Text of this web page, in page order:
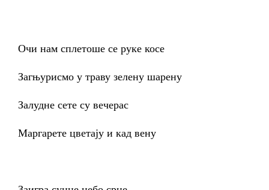
Очи нам сплетоше се руке косе
Загњурисмо у траву зелену шарену
Залудне сете су вечерас
Маргарете цветају и кад вену